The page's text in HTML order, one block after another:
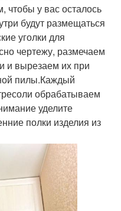
чтобы у вас осталось
будут размещаться
уголки для
чертежу, размечаем
и вырезаем их при
пилы.Каждый
обрабатываем
уделите
полки изделия из